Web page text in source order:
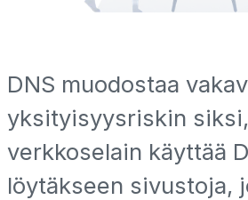
DNS muodostaa
yksityisyysriskin
verkkoselain käyttää
löytäkseen sivustoja,